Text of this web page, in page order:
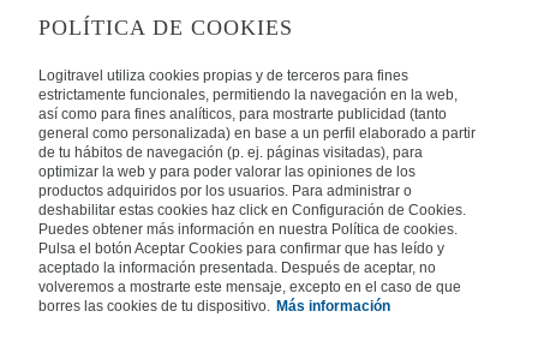
KÄYTTÖEHDOT
Oikeudellinen huomautus Yleiset valmismatkaehdot
Evästekäytäntömme
MUISSA MAISSA
Espanja Portugali Italia
Saksa Brasilia
POLÍTICA DE COOKIES
Logitravel utiliza cookies propias y de terceros para fines
estrictamente funcionales, permitiendo la navegación en la web,
así como para fines analíticos, para mostrarte publicidad (tanto
general como personalizada) en base a un perfil elaborado a partir
de tu hábitos de navegación (p. ej. páginas visitadas), para
optimizar la web y para poder valorar las opiniones de los
productos adquiridos por los usuarios. Para administrar o
deshabilitar estas cookies haz click en Configuración de Cookies.
Puedes obtener más información en nuestra Política de cookies.
Pulsa el botón Aceptar Cookies para confirmar que has leído y
aceptado la información presentada. Después de aceptar, no
volveremos a mostrarte este mensaje, excepto en el caso de que
borres las cookies de tu dispositivo. Más información